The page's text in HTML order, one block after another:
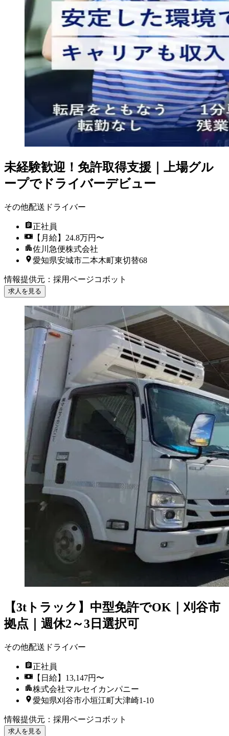
未経験歓迎！免許取得支援｜上場グル
ープでドライバーデビュー
その他配送ドライバー
正社員
【月給】24.8万円〜
佐川急便株式会社
愛知県安城市二本木町東切替68
情報提供元 ： 採用ページコボット
求人を見る
【3tトラック】中型免許でOK｜刈谷市
拠点｜週休2～3日選択可
その他配送ドライバー
正社員
【日給】13,147円〜
株式会社マルセイカンパニー
愛知県刈谷市小垣江町大津崎1-10
情報提供元 ： 採用ページコボット
求人を見る